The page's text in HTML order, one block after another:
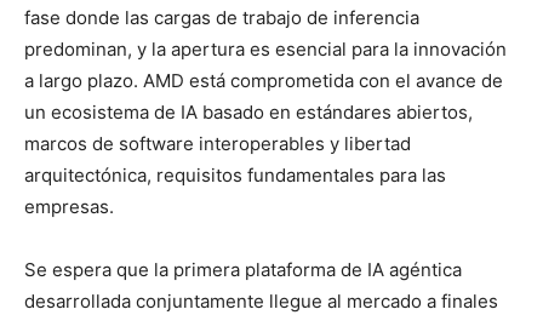
fase donde las cargas de trabajo de inferencia
predominan, y la apertura es esencial para la innovación
a largo plazo. AMD está comprometida con el avance de
un ecosistema de IA basado en estándares abiertos,
marcos de software interoperables y libertad
arquitectónica, requisitos fundamentales para las
empresas.
Se espera que la primera plataforma de IA agéntica
desarrollada conjuntamente llegue al mercado a finales